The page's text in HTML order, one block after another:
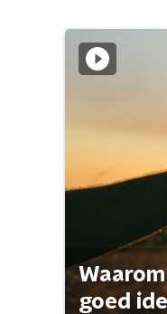
goed